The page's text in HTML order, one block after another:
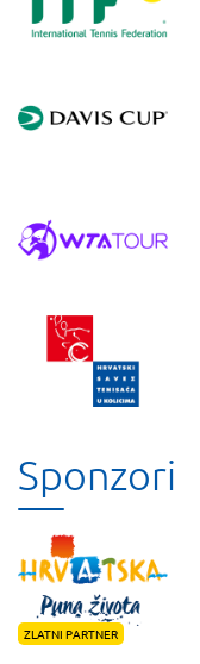
Sponzori
ZLATNI PARTNER